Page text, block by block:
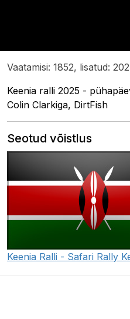
Vaatamisi: 1852, lisatud:
Keenia ralli 2025 -
Colin Clarkiga, DirtFish
Seotud võistlus
Keenia Ralli - Safari Rally